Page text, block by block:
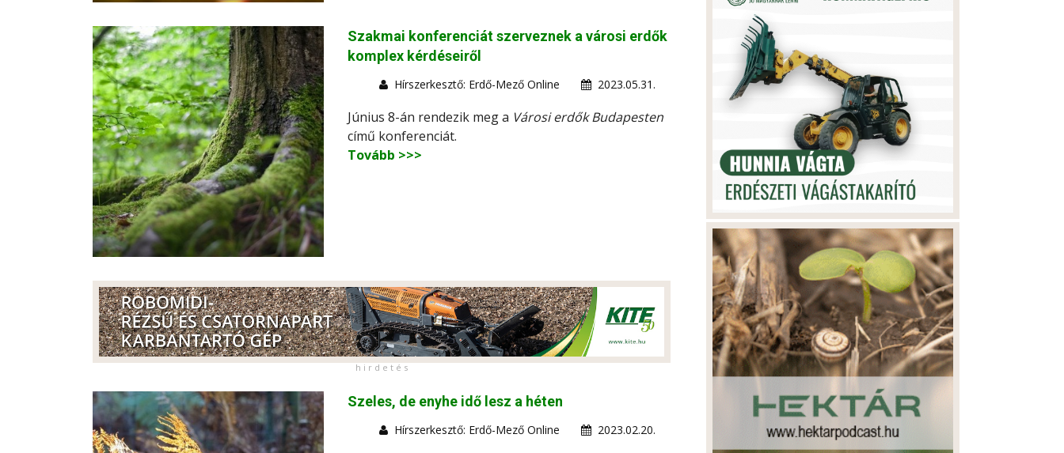
Szakmai konferenciát szerveznek a városi erdők
komplex kérdéseiről
Hírszerkesztő: Erdő-Mező Online 2023.05.31.
Június 8-án rendezik meg a Városi erdők Budapesten
című konferenciát.
Tovább >>>
h i r d e t é s
Szeles, de enyhe idő lesz a héten
Hírszerkesztő: Erdő-Mező Online 2023.02.20.